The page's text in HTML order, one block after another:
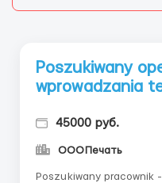
Poszukiwany
wprowadzania
45000 руб.
OOOПечать
Poszukiwany pracownik